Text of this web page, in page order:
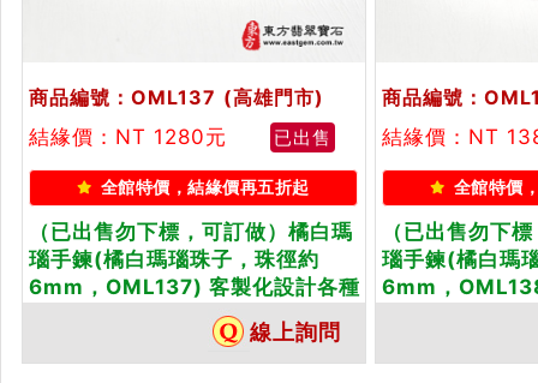
商品編號：OML137 (高雄門市)
結緣價：NT 1280元
已出售
全館特價，結緣價再五折起
（已出售勿下標，可訂做）橘白瑪
瑙手鍊(橘白瑪瑙珠子，珠徑約
6mm，OML137) 客製化設計各種
橘白瑪瑙珠串、橘白瑪瑙珠子、橘
白瑪瑙手鍊、橘白瑪瑙手珠。★附
東方翡翠寶石保證卡
線上詢問
商品編號：
結緣價：NT
全館特價
（已出售勿下
瑙手鍊(橘白瑪
6mm，
東方翡翠寶石保